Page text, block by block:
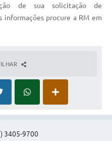
de sua solicitação de
informações procure a RM em
3405-9700